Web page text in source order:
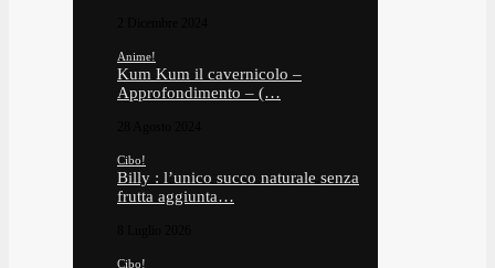
Anime!
Kum Kum il cavernicolo –
Approfondimento – (…
Cibo!
Billy : l’unico succo naturale senza
frutta aggiunta…
Cibo!